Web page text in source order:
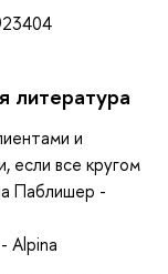
литература
и
если все кругом
Паблишер -
Alpina